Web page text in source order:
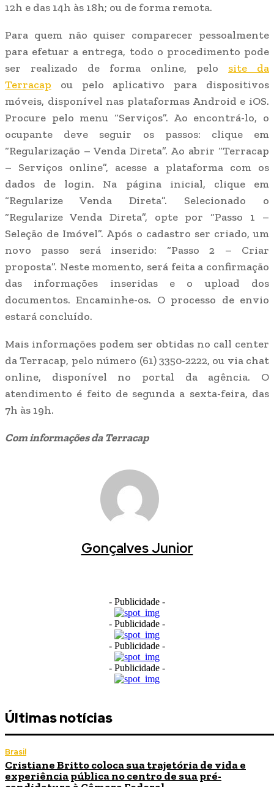
12h e das 14h às 18h; ou de forma remota.
Para quem não quiser comparecer pessoalmente
para efetuar a entrega, todo o procedimento pode
ser realizado de forma online, pelo site da
Terracap ou pelo aplicativo para dispositivos
móveis, disponível nas plataformas Android e iOS.
Procure pelo menu “Serviços”. Ao encontrá-lo, o
ocupante deve seguir os passos: clique em
“Regularização – Venda Direta”. Ao abrir “Terracap
– Serviços online”, acesse a plataforma com os
dados de login. Na página inicial, clique em
“Regularize Venda Direta”. Selecionado o
“Regularize Venda Direta”, opte por “Passo 1 –
Seleção de Imóvel”. Após o cadastro ser criado, um
novo passo será inserido: “Passo 2 – Criar
proposta”. Neste momento, será feita a confirmação
das informações inseridas e o upload dos
documentos. Encaminhe-os. O processo de envio
estará concluído.
Mais informações podem ser obtidas no call center
da Terracap, pelo número (61) 3350-2222, ou via chat
online, disponível no portal da agência. O
atendimento é feito de segunda a sexta-feira, das
7h às 19h.
Com informações da Terracap
Gonçalves Junior
- Publicidade -
- Publicidade -
- Publicidade -
- Publicidade -
Últimas notícias
Brasil
Cristiane Britto coloca sua trajetória de vida e
experiência pública no centro de sua pré-